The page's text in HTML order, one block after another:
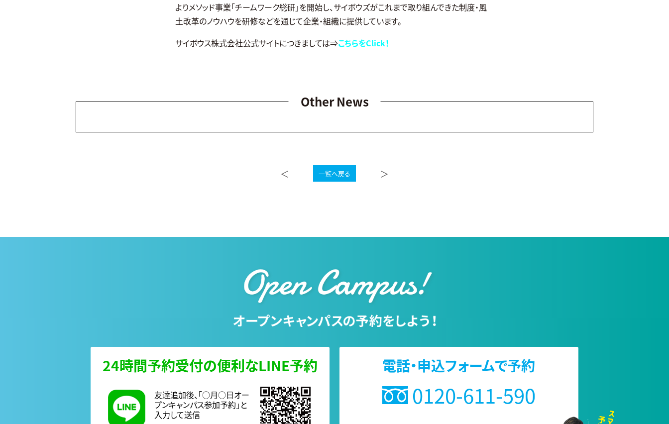
よりメソッド事業「チームワーク総研」を開始し、サイボウズがこれまで取り組んできた制度・風
土改革のノウハウを研修などを通じて企業・組織に提供しています。
サイボウス株式会社公式サイトにつきましては⇒こちらをClick！
Other News
＜ 一覧へ戻る ＞
24時間予約受付の便利なLINE予約
友達追加後、「○月○日オー
プンキャンパス参加予約」と
入力して送信
電話・申込フォームで予約
0120-611-590